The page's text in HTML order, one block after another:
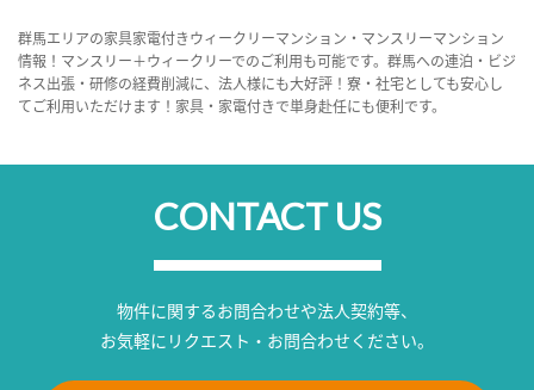
群馬エリアの家具家電付きウィークリーマンション・マンスリーマンション
情報！マンスリー＋ウィークリーでのご利用も可能です。群馬への連泊・ビジ
ネス出張・研修の経費削減に、法人様にも大好評！寮・社宅としても安心し
てご利用いただけます！家具・家電付きで単身赴任にも便利です。
CONTACT US
物件に関するお問合わせや法人契約等、
お気軽にリクエスト・お問合わせください。